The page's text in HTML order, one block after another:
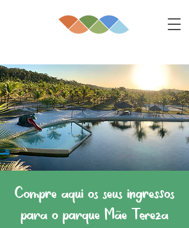
Compre aqui os seus ingressos
para o parque Mãe Tereza